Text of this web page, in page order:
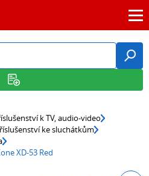
k TV, audio-video
ke sluchátkům
XD-53 Red